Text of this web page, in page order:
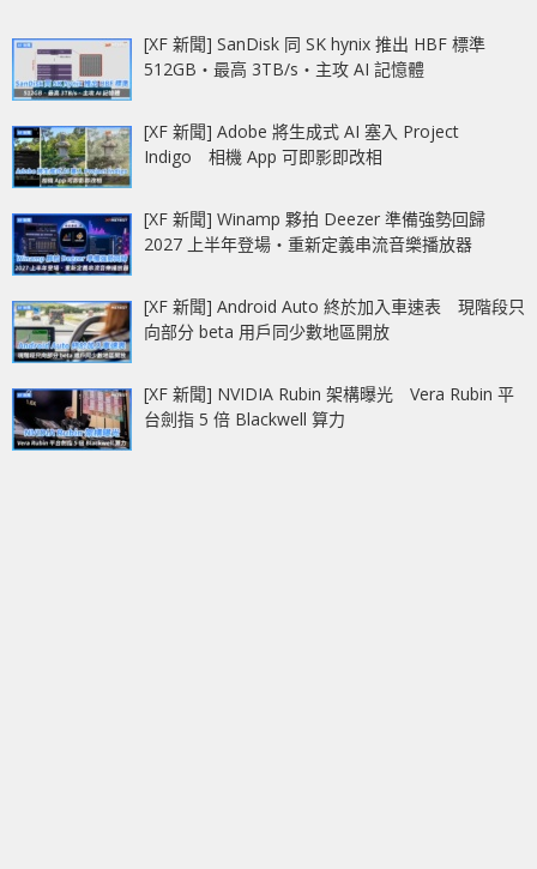
[XF 新聞] SanDisk 同 SK hynix 推出 HBF 標準
512GB‧最高 3TB/s‧主攻 AI 記憶體
[XF 新聞] Adobe 將生成式 AI 塞入 Project
Indigo 相機 App 可即影即改相
[XF 新聞] Winamp 夥拍 Deezer 準備強勢回歸
2027 上半年登場‧重新定義串流音樂播放器
[XF 新聞] Android Auto 終於加入車速表 現階段只
向部分 beta 用戶同少數地區開放
[XF 新聞] NVIDIA Rubin 架構曝光 Vera Rubin 平
台劍指 5 倍 Blackwell 算力